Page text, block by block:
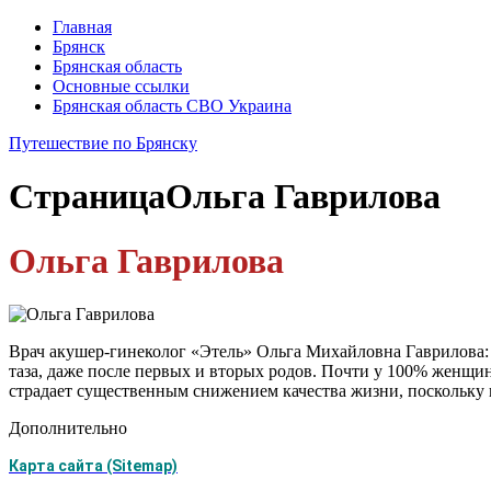
Главная
Брянск
Брянская область
Основные ссылки
Брянская область СВО Украина
Путешествие по Брянску
СтраницаОльга Гаврилова
Ольга Гаврилова
Врач акушер-гинеколог «Этель» Ольга Михайловна
таза, даже после первых и вторых родов. Почти у 100%
страдает существенным снижением качества жизни,
Дополнительно
Карта сайта (Sitemap)